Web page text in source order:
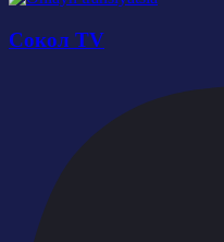
Сокол TV